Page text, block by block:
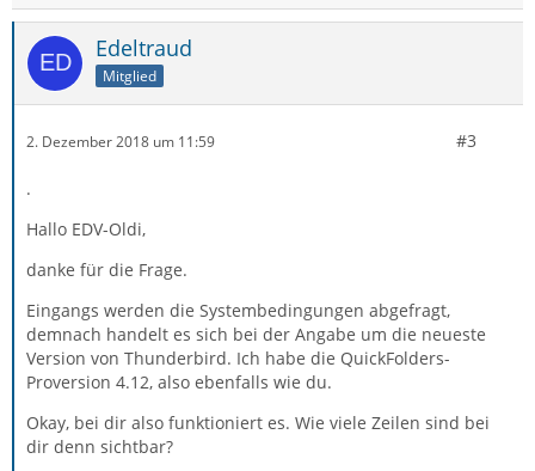
Edeltraud
Mitglied
2. Dezember 2018 um 11:59 #3
.
Hallo EDV-Oldi,
danke für die Frage.
Eingangs werden die Systembedingungen abgefragt,
demnach handelt es sich bei der Angabe um die neueste
Version von Thunderbird. Ich habe die QuickFolders-
Proversion 4.12, also ebenfalls wie du.
Okay, bei dir also funktioniert es. Wie viele Zeilen sind bei
dir denn sichtbar?